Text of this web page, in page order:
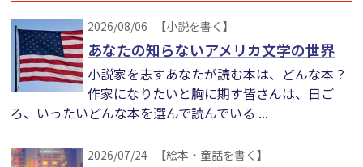
2026/08/06 【小説を書く】
あなたの知らないアメリカ文学の世界
小説家を志すあなたが読む本は、どんな本？
作家になりたいと胸に期す皆さんは、日ご
ろ、いったいどんな本を選んで読んでいる ...
2026/07/24 【絵本・童話を書く】